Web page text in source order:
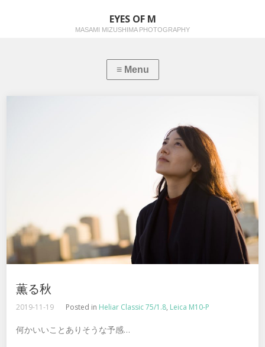
EYES OF M
MASAMI MIZUSHIMA PHOTOGRAPHY
薫る秋
2019-11-19 Posted in Heliar Classic 75/1.8, Leica M10-P
何かいいことありそうな予感…